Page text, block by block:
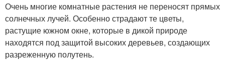
Очень многие комнатные растения не переносят прямых
солнечных лучей. Особенно страдают те цветы,
растущие южном окне, которые в дикой природе
находятся под защитой высоких деревьев, создающих
разреженную полутень.